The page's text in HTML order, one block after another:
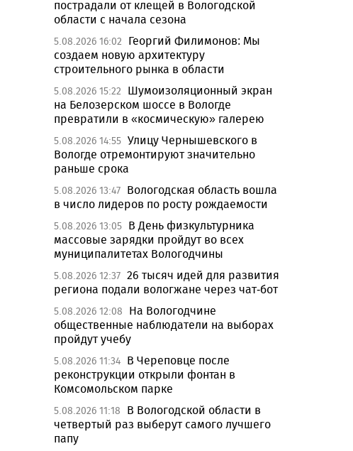
пострадали от клещей в Вологодской
области с начала сезона
5.08.2026 16:02
Георгий Филимонов: Мы
создаем новую архитектуру
строительного рынка в области
5.08.2026 15:22
Шумоизоляционный экран
на Белозерском шоссе в Вологде
превратили в «космическую» галерею
5.08.2026 14:55 Улицу Чернышевского в
Вологде отремонтируют значительно
раньше срока
5.08.2026 13:47 Вологодская область вошла
в число лидеров по росту рождаемости
5.08.2026 13:05 В День физкультурника
массовые зарядки пройдут во всех
муниципалитетах Вологодчины
5.08.2026 12:37 26 тысяч идей для развития
региона подали вологжане через чат-бот
5.08.2026 12:08
На Вологодчине
общественные наблюдатели на выборах
пройдут учебу
5.08.2026 11:34 В Череповце после
реконструкции открыли фонтан в
Комсомольском парке
5.08.2026 11:18
В Вологодской области в
четвертый раз выберут самого лучшего
папу